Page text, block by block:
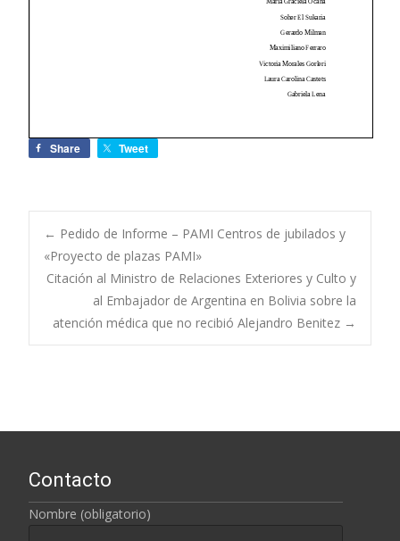
Share Tweet
Navegación de
entradas
← Pedido de Informe – PAMI Centros de jubilados y
«Proyecto de plazas PAMI»
Citación al Ministro de Relaciones Exteriores y Culto y
al Embajador de Argentina en Bolivia sobre la
atención médica que no recibió Alejandro Benitez →
Contacto
Nombre (obligatorio)